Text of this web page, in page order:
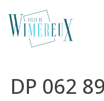
DP 062